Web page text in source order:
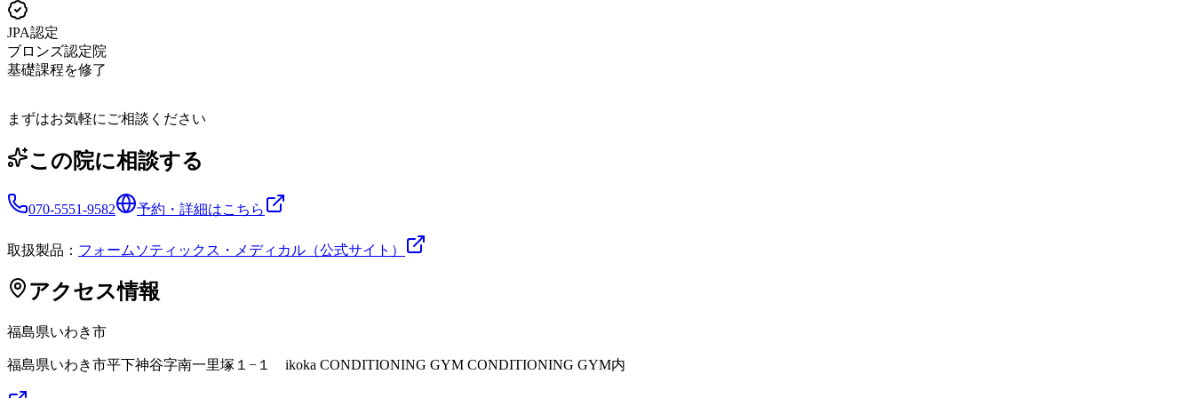
JPA認定
ブロンズ認定院
基礎課程を修了
まずはお気軽にご相談ください
この院に相談する
070-5551-9582 予約・詳細はこちら
取扱製品： フォームソティックス・メディカル（公式サイト）
アクセス情報
福島県いわき市
福島県いわき市平下神谷字南一里塚１−１ ikoka CONDITIONING GYM CONDITIONING GYM内